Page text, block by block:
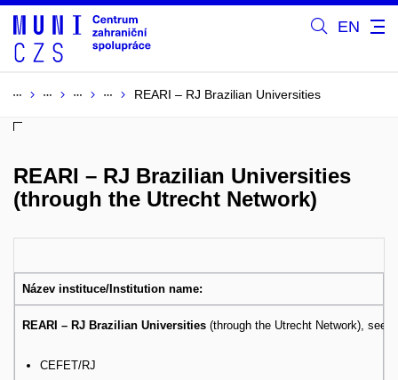
EN
REARI – RJ Brazilian Universities
REARI – RJ Brazilian Universities
(through the Utrecht Network)
Název instituce/Institution name:
REARI – RJ Brazilian Universities (through the Utrecht Network), see
CEFET/RJ
International Office web pages
(see the section Dokumenty/Downloads)
Information sheet(see the section Dokumenty/Downloads)
Language Requirements for Mobility: see the main web pages